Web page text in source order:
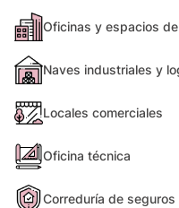
Oficinas y espacios
Naves industriales y
Locales comerciales
Oficina técnica
Correduría de seguros